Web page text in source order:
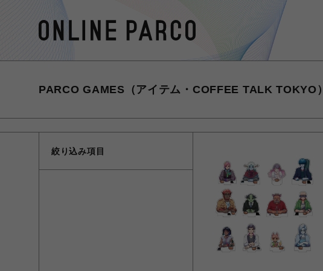
PARCO GAMES（アイテム・COFFEE TALK TOKYO）
絞り込み項目